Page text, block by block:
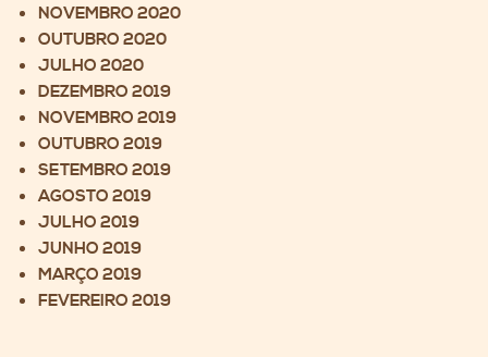
NOVEMBRO 2020
OUTUBRO 2020
JULHO 2020
DEZEMBRO 2019
NOVEMBRO 2019
OUTUBRO 2019
SETEMBRO 2019
AGOSTO 2019
JULHO 2019
JUNHO 2019
MARÇO 2019
FEVEREIRO 2019